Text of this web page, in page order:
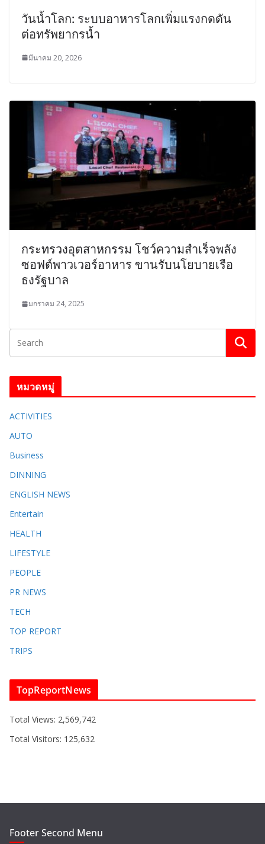
วันน้ำโลก: ระบบอาหารโลกเพิ่มแรงกดดัน
ต่อทรัพยากรน้ำ
มีนาคม 20, 2026
กระทรวงอุตสาหกรรม โชว์ความสำเร็จพลัง
ซอฟต์พาวเวอร์อาหาร ขานรับนโยบายเรือ
ธงรัฐบาล
มกราคม 24, 2025
หมวดหมู่
ACTIVITIES
AUTO
Business
DINNING
ENGLISH​ NEWS
Entertain
HEALTH
LIFESTYLE
PEOPLE
PR NEWS
TECH
TOP REPORT
TRIPS
TopReportNews
Total Views: 2,569,742
Total Visitors: 125,632
Footer Second Menu